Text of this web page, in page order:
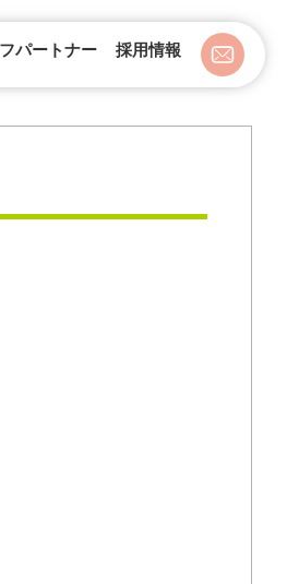
パートナー 採用情報